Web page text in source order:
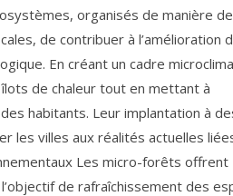
organisés de manière
de contribuer à l’amélioration
En créant un cadre
de chaleur tout en mettant à
habitants. Leur implantation à
les villes aux réalités actuelles
Les micro-forêts offrent
de rafraîchissement des